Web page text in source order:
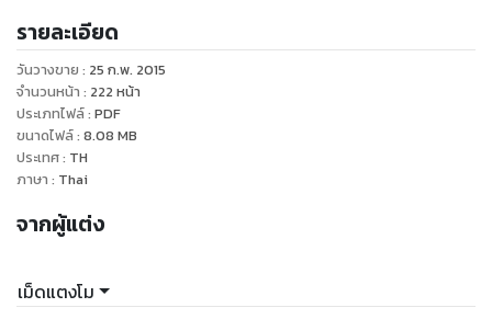
ซ้ำร้ายยังประชดประชันห้ำหั่นกันจนต่างฝ่ายต่างเจ็บปวด... จนเกิด
เป็นความแค้นในรอยพิศวาสขึ้นมา
เมื่อคนที่หล่อนอยากให้รักกัน กลับคั่งแค้นและลงทัณฑ์กันให้เจ็บ
ปวดจนหัวใจโชกเลือด
เดือดร้อนอนามิกาต้องเป็นฝ่ายเชื่อมให้ทั้งสองเพลาๆ การทำลาย
ล้างกันลง แล้วหันมาปรองดองกันบ้าง
แปลเปลี่ยนไม่ได้ ก็ทำให้หล่อนแสนจะอ่อนใจ
รายละเอียด
วันวางขาย : 25 ก.พ. 2015
จำนวนหน้า : 222 หน้า
ประเภทไฟล์: PDF
ขนาดไฟล์: 8.08 MB
ประเทศ: TH
ภาษา : Thai
จากผู้แต่ง
เม็ดแตงโม